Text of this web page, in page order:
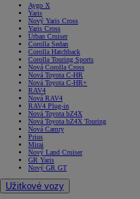
Aygo X
Yaris
Nový Yaris Cross
Yaris Cross
Urban Cruiser
Corolla Sedan
Corolla Hatchback
Corolla Touring Sports
Nová Corolla Cross
Nová Toyota C-HR
Nová Toyota C-HR+
RAV4
Nová RAV4
RAV4 Plug-in
Nová Toyota bZ4X
Nová Toyota bZ4X Touring
Nová Camry
Prius
Mirai
Nový Land Cruiser
GR Yaris
Nový GR GT
Užitkové vozy